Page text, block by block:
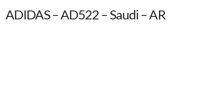
ADIDAS – AD522 – Saudi – AR